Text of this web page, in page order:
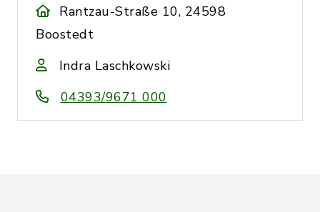
Rantzau-Straße 10, 24598
Boostedt
Indra Laschkowski
04393/9671 000